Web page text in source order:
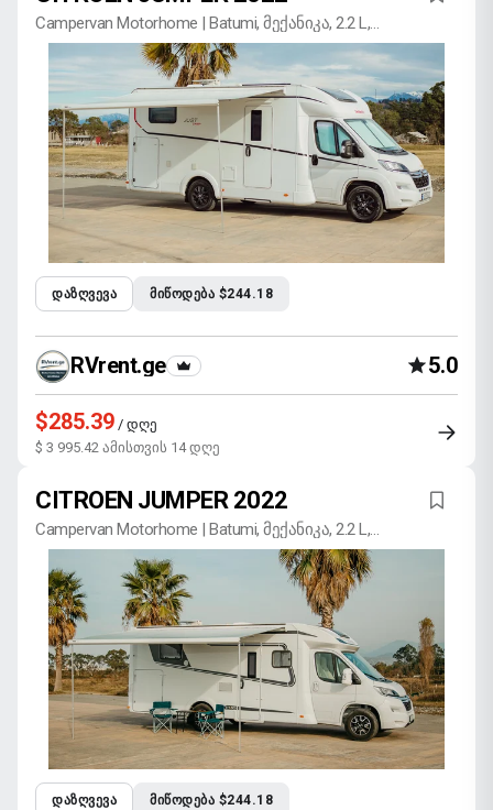
Campervan Motorhome | Batumi, მექანიკა, 2.2 L,
დიზელი
ᲓᲐᲖᲦᲕᲔᲕᲐ ᲛᲘᲬᲝᲓᲔᲑᲐ $244.18
RVrent.ge 5.0
$285.39 / დღე
$ 3 995.42 ამისთვის 14 დღე
CITROEN JUMPER 2022
Campervan Motorhome | Batumi, მექანიკა, 2.2 L,
დიზელი
ᲓᲐᲖᲦᲕᲔᲕᲐ ᲛᲘᲬᲝᲓᲔᲑᲐ $244.18